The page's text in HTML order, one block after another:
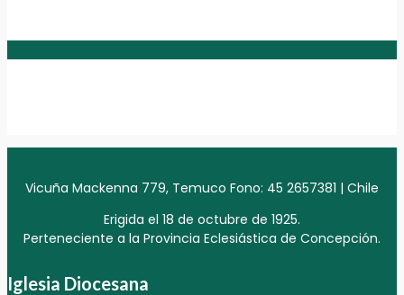
Vicuña Mackenna 779, Temuco Fono: 45 2657381 | Chile
Erigida el 18 de octubre de 1925.
Perteneciente a la Provincia Eclesiástica de Concepción.
Iglesia Diocesana